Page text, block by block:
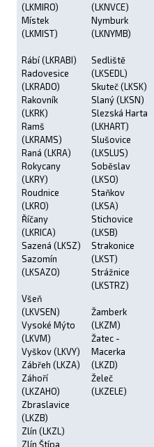
(LKMIRO)
Místek
(LKMIST)
Rábí (LKRABI)
Radovesice
(LKRADO)
Rakovník
(LKRK)
Ramš
(LKRAMS)
Raná (LKRA)
Rokycany
(LKRY)
Roudnice
(LKRO)
Říčany
(LKRICA)
Sazená (LKSZ)
Sazomín
(LKSAZO)
Všeň
(LKVSEN)
Vysoké Mýto
(LKVM)
Vyškov (LKVY)
Zábřeh (LKZA)
Záhoří
(LKZAHO)
Zbraslavice
(LKZB)
Zlín (LKZL)
Zlín Štípa
(LKNVCE)
Nymburk
(LKNYMB)
Sedliště
(LKSEDL)
Skuteč (LKSK)
Slaný (LKSN)
Slezská Harta
(LKHART)
Slušovice
(LKSLUS)
Soběslav
(LKSO)
Staňkov
(LKSA)
Stichovice
(LKSB)
Strakonice
(LKST)
Strážnice
(LKSTRZ)
Žamberk
(LKZM)
Žatec -
Macerka
(LKZD)
Želeč
(LKZELE)